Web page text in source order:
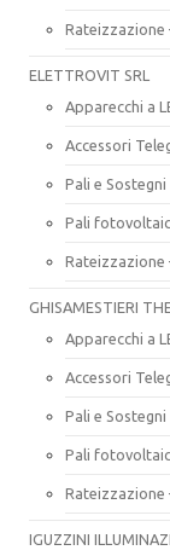
Rateizzazione
ELETTROVIT SRL
Apparecchi a
Accessori
Pali e Sostegni
Pali
Rateizzazione
GHISAMESTIERI
Apparecchi a
Accessori
Pali e Sostegni
Pali
Rateizzazione
IGUZZINI